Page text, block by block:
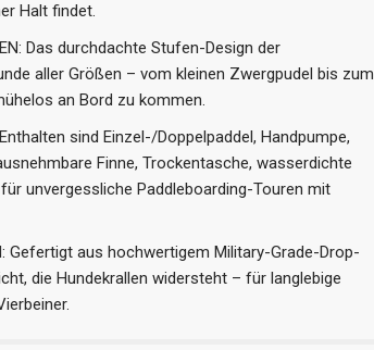
Halt findet.
Das durchdachte Stufen-Design der
aller Größen – vom kleinen Zwergpudel bis zum
an Bord zu kommen.
Enthalten sind Einzel-/Doppelpaddel, Handpumpe,
Finne, Trockentasche, wasserdichte
unvergessliche Paddleboarding-Touren mit
Gefertigt aus hochwertigem Military-Grade-Drop-
die Hundekrallen widersteht – für langlebige